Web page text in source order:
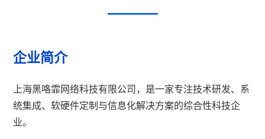
企业简介
上海黑咯霏网络科技有限公司，是一家专注技术研发、系
统集成、软硬件定制与信息化解决方案的综合性科技企
业。